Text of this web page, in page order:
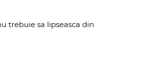
trebuie sa lipseasca din